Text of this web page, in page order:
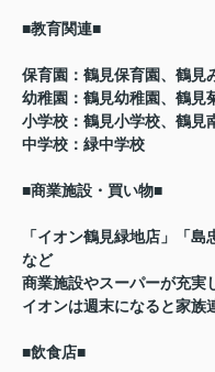
■教育関連■
保育園：鶴見保育園、鶴見
幼稚園：鶴見幼稚園、鶴見
小学校：鶴見小学校、鶴見
中学校：緑中学校
■商業施設・買い物■
「イオン鶴見緑地店」「島
など
商業施設やスーパーが充実
イオンは週末になると家族
■飲食店■